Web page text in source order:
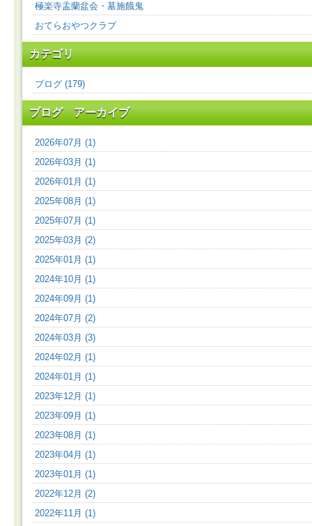
極楽寺盂蘭盆会・墓施餓鬼
おてらおやつクラブ
カテゴリ
ブログ (179)
ブログ アーカイブ
2026年07月 (1)
2026年03月 (1)
2026年01月 (1)
2025年08月 (1)
2025年07月 (1)
2025年03月 (2)
2025年01月 (1)
2024年10月 (1)
2024年09月 (1)
2024年07月 (2)
2024年03月 (3)
2024年02月 (1)
2024年01月 (1)
2023年12月 (1)
2023年09月 (1)
2023年08月 (1)
2023年04月 (1)
2023年01月 (1)
2022年12月 (2)
2022年11月 (1)